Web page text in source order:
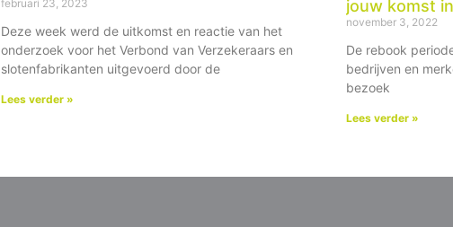
februari 23, 2023
Deze week werd de uitkomst en reactie van het
onderzoek voor het Verbond van Verzekeraars en
slotenfabrikanten uitgevoerd door de
Lees verder »
jouw komst
november 3, 2022
De rebook
bedrijven en
bezoek
Lees verder »